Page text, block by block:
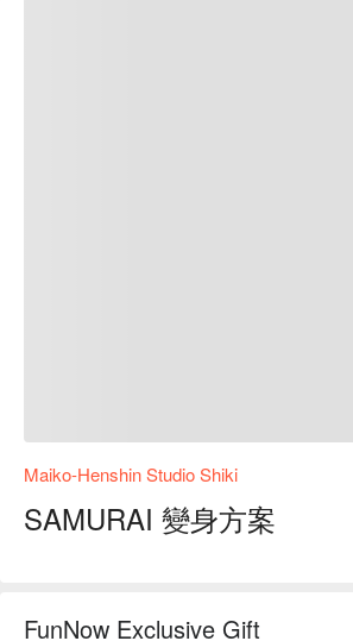
Maiko-Henshin Studio Shiki
SAMURAI 變身方案
FunNow Exclusive Gift